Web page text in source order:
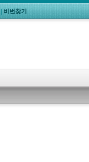
비번찾기